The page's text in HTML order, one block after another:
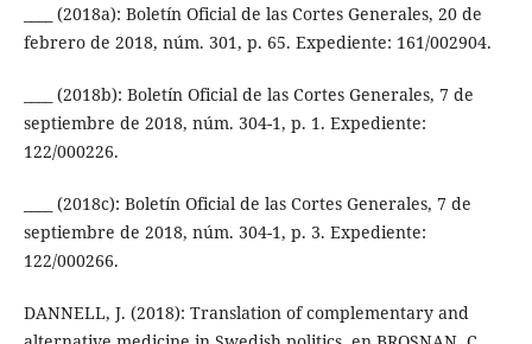
____ (2018a): Boletín Oficial de las Cortes Generales, 20 de
febrero de 2018, núm. 301, p. 65. Expediente: 161/002904.
____ (2018b): Boletín Oficial de las Cortes Generales, 7 de
septiembre de 2018, núm. 304-1, p. 1. Expediente:
122/000226.
____ (2018c): Boletín Oficial de las Cortes Generales, 7 de
septiembre de 2018, núm. 304-1, p. 3. Expediente:
122/000266.
DANNELL, J. (2018): Translation of complementary and